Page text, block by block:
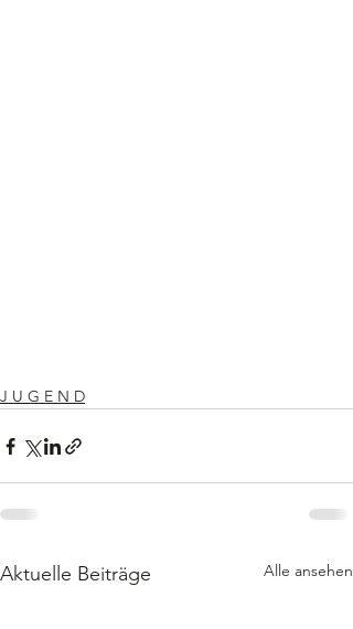
J U G E N D
Aktuelle Beiträge Alle ansehen